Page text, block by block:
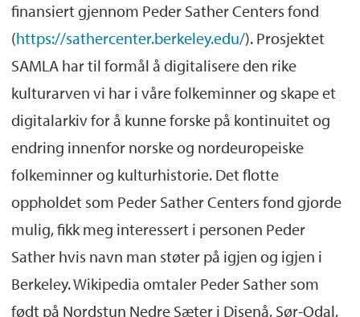
finansiert gjennom Peder Sather Centers fond
(https://sathercenter.berkeley.edu/). Prosjektet
SAMLA har til formål å digitalisere den rike
kulturarven vi har i våre folkeminner og skape et
digitalarkiv for å kunne forske på kontinuitet og
endring innenfor norske og nordeuropeiske
folkeminner og kulturhistorie. Det flotte
oppholdet som Peder Sather Centers fond gjorde
mulig, fikk meg interessert i personen Peder
Sather hvis navn man støter på igjen og igjen i
Berkeley. Wikipedia omtaler Peder Sather som
født på Nordstun Nedre Sæter i Disenå, Sør-Odal,